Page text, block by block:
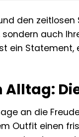
den
auch
ein
an die
Outfit einen